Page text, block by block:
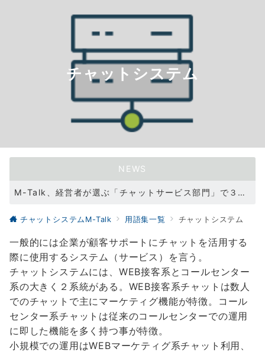
チャットシステム
NEWS
M-Talk、経営者が選ぶ「チャットサービス部門」で３冠を達成！（2021/11/11）
WEBサイトリニューアル（2021/05/31）
チャットシステムM-Talk 用語集一覧 チャットシステム
一般的には企業が顧客サポートにチャットを活用する
際に使用するシステム（サービス）を言う。
チャットシステムには、WEB接客系とコールセンター
系の大きく２系統がある。WEB接客系チャットは数人
でのチャットで主にマーケティグ機能が特徴。コール
センター系チャットは従来のコールセンターでの運用
に即した機能を多く持つ事が特徴。
小規模での運用はWEBマーケティグ系チャット利用、